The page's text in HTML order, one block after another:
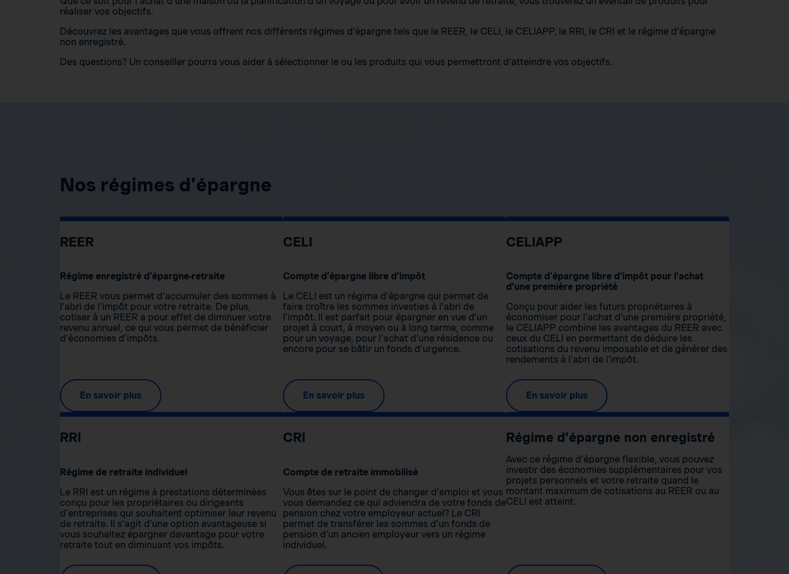
réaliser vos objectifs.
Découvrez les avantages que vous offrent nos différents régimes d’épargne tels que le REER, le CELI, le CELIAPP, le RRI, le CRI et le régime d’épargne
non enregistré.
Des questions? Un conseiller pourra vous aider à sélectionner le ou les produits qui vous permettront d’atteindre vos objectifs.
Nos régimes d'épargne
REER
Régime enregistré d’épargne-retraite
Le REER vous permet d’accumuler des sommes à
l’abri de l’impôt pour votre retraite. De plus,
cotiser à un REER a pour effet de diminuer votre
revenu annuel, ce qui vous permet de bénéficier
d’économies d’impôts.
En savoir plus
CELI
Compte d’épargne libre d’impôt
Le CELI est un régime d’épargne qui permet de
faire croître les sommes investies à l’abri de
l’impôt. Il est parfait pour épargner en vue d’un
projet à court, à moyen ou à long terme, comme
pour un voyage, pour l’achat d’une résidence ou
encore pour se bâtir un fonds d’urgence.
En savoir plus
CELIAPP
Compte d’épargne libre d’impôt pour l’achat
d’une première propriété
Conçu pour aider les futurs propriétaires à
économiser pour l’achat d’une première propriété,
le CELIAPP combine les avantages du REER avec
ceux du CELI en permettant de déduire les
cotisations du revenu imposable et de générer des
rendements à l’abri de l’impôt.
En savoir plus
RRI
Régime de retraite individuel
Le RRI est un régime à prestations déterminées
conçu pour les propriétaires ou dirigeants
d’entreprises qui souhaitent optimiser leur revenu
de retraite. Il s’agit d’une option avantageuse si
vous souhaitez épargner davantage pour votre
retraite tout en diminuant vos impôts.
CRI
Compte de retraite immobilisé
Vous êtes sur le point de changer d’emploi et vous
vous demandez ce qui adviendra de votre fonds de
pension chez votre employeur actuel? Le CRI
permet de transférer les sommes d’un fonds de
pension d’un ancien employeur vers un régime
individuel.
Régime d’épargne non enregistré
Avec ce régime d’épargne flexible, vous pouvez
investir des économies supplémentaires pour vos
projets personnels et votre retraite quand le
montant maximum de cotisations au REER ou au
CELI est atteint.